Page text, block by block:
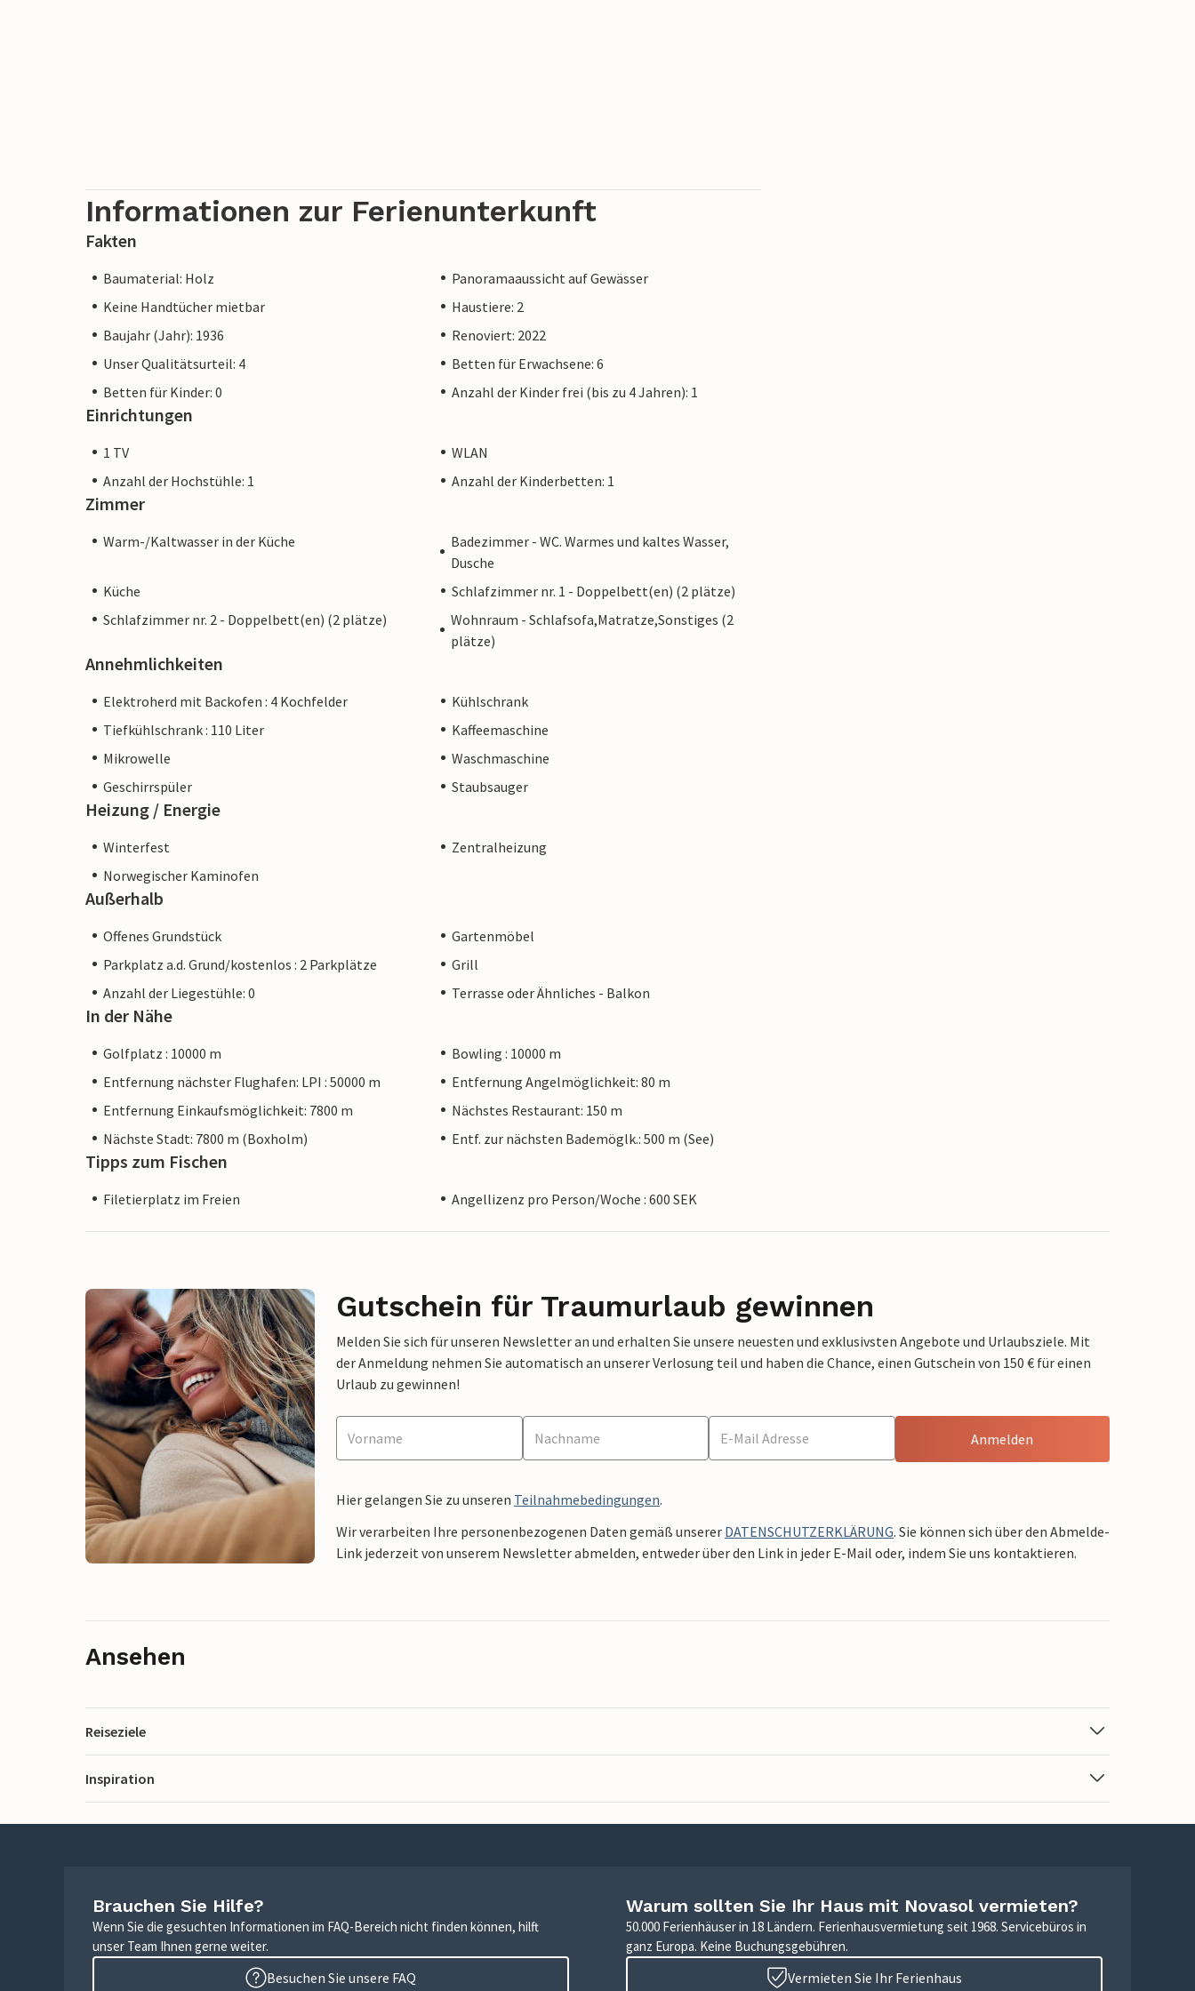
Informationen zur Ferienunterkunft
Fakten
Baumaterial: Holz
Panoramaaussicht auf Gewässer
Keine Handtücher mietbar
Haustiere: 2
Baujahr (Jahr): 1936
Renoviert: 2022
Unser Qualitätsurteil: 4
Betten für Erwachsene: 6
Betten für Kinder: 0
Anzahl der Kinder frei (bis zu 4 Jahren): 1
Einrichtungen
1 TV
WLAN
Anzahl der Hochstühle: 1
Anzahl der Kinderbetten: 1
Zimmer
Warm-/Kaltwasser in der Küche
Badezimmer - WC. Warmes und kaltes Wasser,
Dusche
Küche
Schlafzimmer nr. 1 - Doppelbett(en) (2 plätze)
Schlafzimmer nr. 2 - Doppelbett(en) (2 plätze)
Wohnraum - Schlafsofa,Matratze,Sonstiges (2
plätze)
Annehmlichkeiten
Elektroherd mit Backofen : 4 Kochfelder
Kühlschrank
Tiefkühlschrank : 110 Liter
Kaffeemaschine
Mikrowelle
Waschmaschine
Geschirrspüler
Staubsauger
Heizung / Energie
Winterfest
Zentralheizung
Norwegischer Kaminofen
Außerhalb
Offenes Grundstück
Gartenmöbel
Parkplatz a.d. Grund/kostenlos : 2 Parkplätze
Grill
Anzahl der Liegestühle: 0
Terrasse oder Ähnliches - Balkon
In der Nähe
Golfplatz : 10000 m
Bowling : 10000 m
Entfernung nächster Flughafen: LPI : 50000 m
Entfernung Angelmöglichkeit: 80 m
Entfernung Einkaufsmöglichkeit: 7800 m
Nächstes Restaurant: 150 m
Nächste Stadt: 7800 m (Boxholm)
Entf. zur nächsten Bademöglk.: 500 m (See)
Tipps zum Fischen
Filetierplatz im Freien Angellizenz pro Person/Woche : 600 SEK
Gutschein für Traumurlaub gewinnen
Melden Sie sich für unseren Newsletter an und erhalten Sie unsere neuesten und exklusivsten Angebote und Urlaubsziele. Mit
der Anmeldung nehmen Sie automatisch an unserer Verlosung teil und haben die Chance, einen Gutschein von 150 € für einen
Urlaub zu gewinnen!
Anmelden
Hier gelangen Sie zu unseren Teilnahmebedingungen.
Wir verarbeiten Ihre personenbezogenen Daten gemäß unserer DATENSCHUTZERKLÄRUNG. Sie können sich über den Abmelde-
Link jederzeit von unserem Newsletter abmelden, entweder über den Link in jeder E-Mail oder, indem Sie uns kontaktieren.
Ansehen
Reiseziele
Inspiration
Brauchen Sie Hilfe?
Wenn Sie die gesuchten Informationen im FAQ-Bereich nicht finden können, hilft
unser Team Ihnen gerne weiter.
Besuchen Sie unsere FAQ
Warum sollten Sie Ihr Haus mit Novasol vermieten?
50.000 Ferienhäuser in 18 Ländern. Ferienhausvermietung seit 1968. Servicebüros in
ganz Europa. Keine Buchungsgebühren.
Vermieten Sie Ihr Ferienhaus